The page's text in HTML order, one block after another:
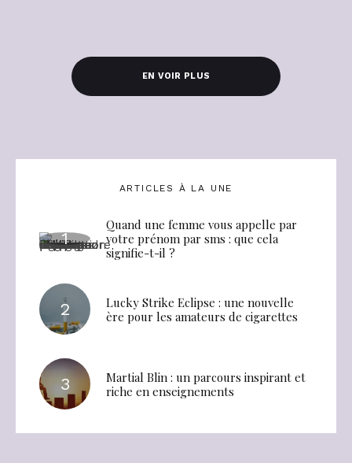
EN VOIR PLUS
ARTICLES À LA UNE
Quand une femme vous appelle par
votre prénom par sms : que cela
signifie-t-il ?
Lucky Strike Eclipse : une nouvelle
ère pour les amateurs de cigarettes
Martial Blin : un parcours inspirant et
riche en enseignements